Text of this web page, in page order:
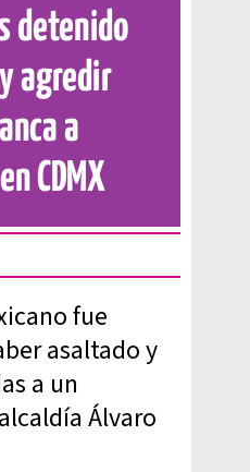
detenido
agredir
a
CDMX
fue
asaltado y
a un
Álvaro